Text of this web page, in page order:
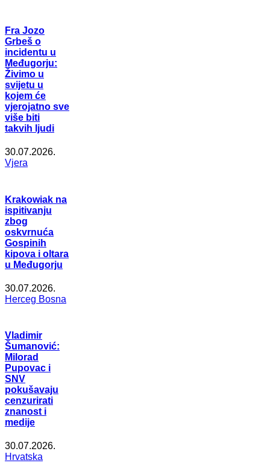
Fra Jozo
Grbeš o
incidentu u
Međugorju:
Živimo u
svijetu u
kojem će
vjerojatno sve
više biti
takvih ljudi
30.07.2026.
Vjera
Krakowiak na
ispitivanju
zbog
oskvrnuća
Gospinih
kipova i oltara
u Međugorju
30.07.2026.
Herceg Bosna
Vladimir
Šumanović:
Milorad
Pupovac i
SNV
pokušavaju
cenzurirati
znanost i
medije
30.07.2026.
Hrvatska